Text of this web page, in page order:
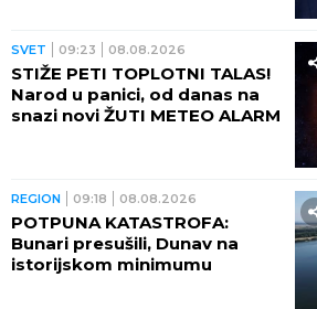
SVET 09:23 08.08.2026
STIŽE PETI TOPLOTNI TALAS!
Narod u panici, od danas na
snazi novi ŽUTI METEO ALARM
REGION 09:18 08.08.2026
POTPUNA KATASTROFA:
Bunari presušili, Dunav na
istorijskom minimumu